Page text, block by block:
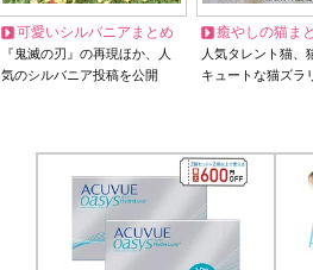
可愛いシルバニアまとめ
『鬼滅の刃』の再現ほか、人
気のシルバニア投稿を公開
癒やしの猫ま
人気タレント猫
キュートな猫ズラ